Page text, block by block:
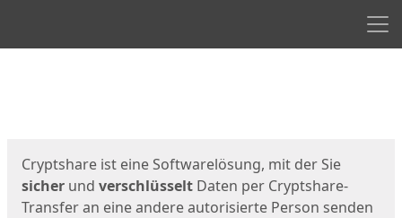
Cryptshare ist eine Softwarelösung, mit der Sie
sicher und verschlüsselt Daten per Cryptshare-
Transfer an eine andere autorisierte Person senden